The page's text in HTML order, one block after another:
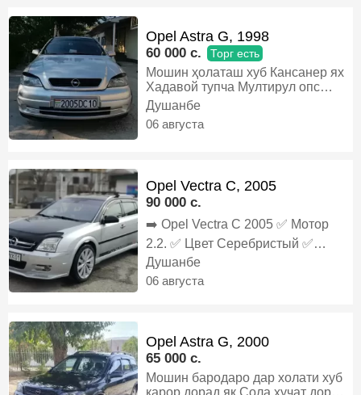
Opel Astra G, 1998
60 000 c. Торг есть
Мошин ҳолаташ хуб Кансанер ях
Хадавой тупча Мултирул опс
карбон Шток прибор опс
Манитори андроид Задни камера
Задни партроник Видёрегистатор
шудаги Танировка то ноябр
Харидори аниқ бо муомила дора,
Газ-бензин, Механика, Хэтчбек
Душанбе
06 августа
Opel Vectra C, 2005
90 000 c.
➡️ Opel Vectra C 2005 ✅️ Мотор
2.2. ✅️ Цвет Серебристый ✅️
Кадиционер Ях ✅️ Кожаный салон
✅️ Мульти руль ✅️ Состояние:
Гаштаги 👍 ✅️ РАСТАМОЖКА ‼️ ✅️
Автомат, Универсал
Душанбе
06 августа
Opel Astra G, 2000
65 000 c.
Мошин бародаро дар холати хуб
карор дорад як Сола хучат дорад